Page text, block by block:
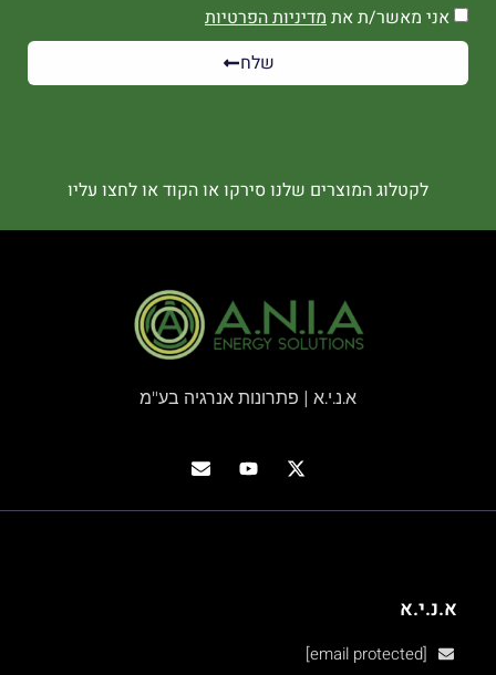
אני מאשר/ת את מדיניות הפרטיות
שלח
לקטלוג המוצרים שלנו סירקו או הקוד או לחצו עליו
א.נ.י.א | פתרונות אנרגיה בע"מ
א.נ.י.א
[email protected]